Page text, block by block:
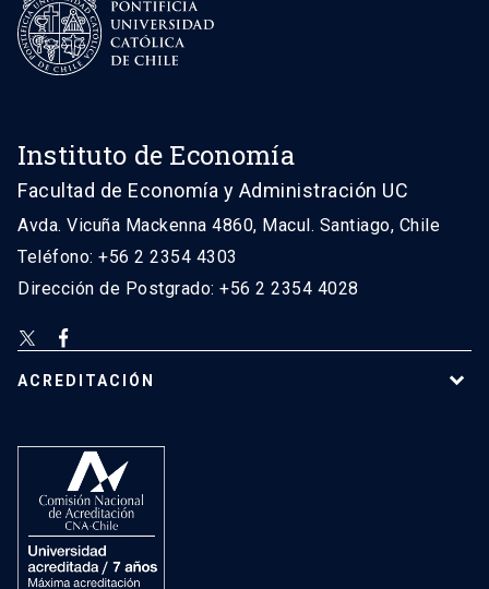
Instituto de Economía
Facultad de Economía y Administración UC
Avda. Vicuña Mackenna 4860, Macul. Santiago, Chile
Teléfono: +56 2 2354 4303
Dirección de Postgrado: +56 2 2354 4028
ACREDITACIÓN